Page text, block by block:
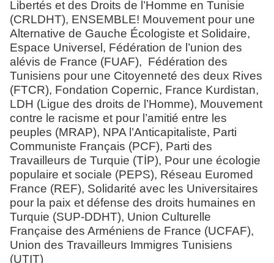
Libertés et des Droits de l’Homme en Tunisie
(CRLDHT), ENSEMBLE! Mouvement pour une
Alternative de Gauche Écologiste et Solidaire,
Espace Universel, Fédération de l’union des
alévis de France (FUAF), Fédération des
Tunisiens pour une Citoyenneté des deux Rives
(FTCR), Fondation Copernic, France Kurdistan,
LDH (Ligue des droits de l’Homme), Mouvement
contre le racisme et pour l’amitié entre les
peuples (MRAP), NPA l’Anticapitaliste, Parti
Communiste Français (PCF), Parti des
Travailleurs de Turquie (TİP), Pour une écologie
populaire et sociale (PEPS), Réseau Euromed
France (REF), Solidarité avec les Universitaires
pour la paix et défense des droits humaines en
Turquie (SUP-DDHT), Union Culturelle
Française des Arméniens de France (UCFAF),
Union des Travailleurs Immigres Tunisiens
(UTIT)